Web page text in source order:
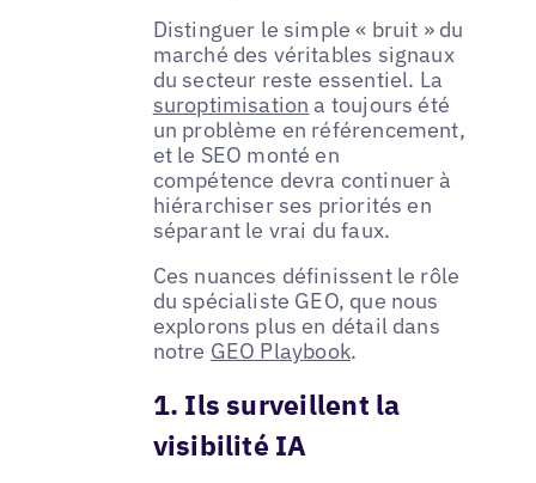
Distinguer le simple « bruit » du
marché des véritables signaux
du secteur reste essentiel. La
suroptimisation a toujours été
un problème en référencement,
et le SEO monté en
compétence devra continuer à
hiérarchiser ses priorités en
séparant le vrai du faux.
Ces nuances définissent le rôle
du spécialiste GEO, que nous
explorons plus en détail dans
notre GEO Playbook.
1. Ils surveillent la
visibilité IA